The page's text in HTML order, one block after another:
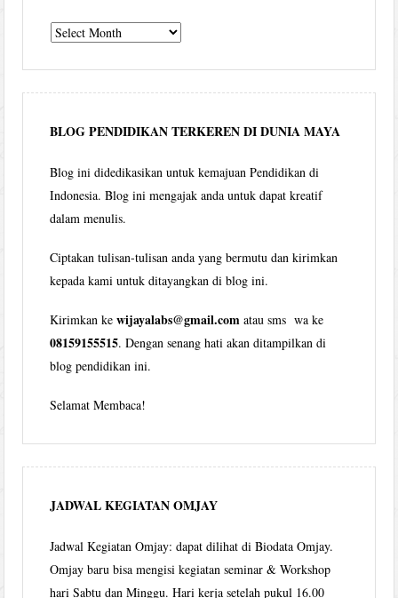
Tulisan
per
bulan
BLOG PENDIDIKAN TERKEREN DI DUNIA MAYA
Blog ini didedikasikan untuk kemajuan Pendidikan di
Indonesia. Blog ini mengajak anda untuk dapat kreatif
dalam menulis.
Ciptakan tulisan-tulisan anda yang bermutu dan kirimkan
kepada kami untuk ditayangkan di blog ini.
Kirimkan kewijayalabs@gmail.com atau sms wa ke
08159155515. Dengan senang hati akan ditampilkan di
blog pendidikan ini.
Selamat Membaca!
JADWAL KEGIATAN OMJAY
Jadwal Kegiatan Omjay: dapat dilihat di Biodata Omjay.
Omjay baru bisa mengisi kegiatan seminar & Workshop
hari Sabtu dan Minggu. Hari kerja setelah pukul 16.00